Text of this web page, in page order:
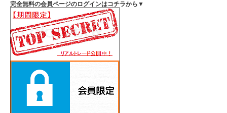
完全無料の会員ページのログインはコチラから▼